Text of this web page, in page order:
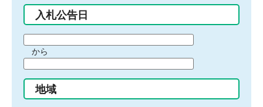
入札公告日
間
始
り
から
間
終
地域